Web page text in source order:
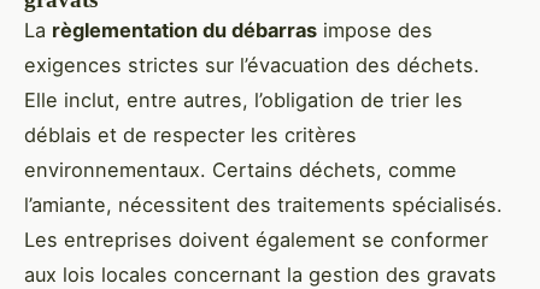
La règlementation du débarras impose des
exigences strictes sur l’évacuation des déchets.
Elle inclut, entre autres, l’obligation de trier les
déblais et de respecter les critères
environnementaux. Certains déchets, comme
l’amiante, nécessitent des traitements spécialisés.
Les entreprises doivent également se conformer
aux lois locales concernant la gestion des gravats